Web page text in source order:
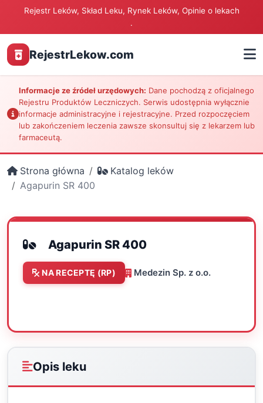
Rejestr Leków, Skład Leku, Rynek Leków, Opinie o lekach
.
RejestrLekow.com
Informacje ze źródeł urzędowych: Dane pochodzą z oficjalnego
Rejestru Produktów Leczniczych. Serwis udostępnia wyłącznie
informacje administracyjne i rejestracyjne. Przed rozpoczęciem
lub zakończeniem leczenia zawsze skonsultuj się z lekarzem lub
farmaceutą.
Strona główna
Katalog leków
Agapurin SR 400
Agapurin SR 400
NA RECEPTĘ (RP) Medezin Sp. z o.o.
Opis leku